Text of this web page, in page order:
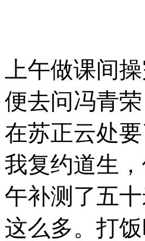
上午做课间
便去问冯青
在苏正云处
我复约道生
午补测了五
这么多。打